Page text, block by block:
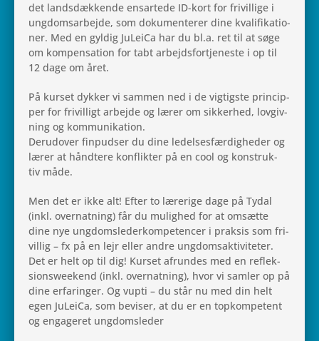
det lands­dæk­kende ens­ar­tede ID-kort for fri­vil­lige i
ung­doms­ar­bejde, som doku­men­te­rer dine kva­li­fi­ka­tio­
ner. Med en gyldig JuLeiCa har du bl.a. ret til at søge
om kom­pen­sa­tion for tabt arbejds­fortje­ne­ste i op til
12 dage om året.
På kurset dykker vi sammen ned i de vig­tig­ste prin­cip­
per for fri­vil­ligt arbejde og lærer om sik­ker­hed, lov­giv­
ning og kommunikation.
Der­u­d­over fin­pud­ser du dine ledel­ses­fær­dig­he­der og
lærer at hånd­tere kon­flik­ter på en cool og kon­struk­
tiv måde.
Men det er ikke alt! Efter to lære­rige dage på Tydal
(inkl. over­nat­ning) får du mulig­hed for at omsætte
dine nye ung­doms­le­der­kom­pe­ten­cer i prak­sis som fri­
vil­lig – fx på en lejr eller andre ung­domsak­ti­vi­te­ter.
Det er helt op til dig! Kurset afrun­des med en reflek­
sions­we­e­kend (inkl. over­nat­ning), hvor vi samler op på
dine erfa­rin­ger. Og vupti – du står nu med din helt
egen JuLeiCa, som bevi­ser, at du er en topkom­pe­tent
og enga­ge­ret ungdomsleder